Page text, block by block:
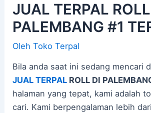
JUAL TERPAL
PALEMBANG #1
OlehToko Terpal
Bila anda saat ini sedang mencari
JUAL TERPAL ROLL DI
halaman yang tepat, kami adalah
cari. Kami berpengalaman lebih